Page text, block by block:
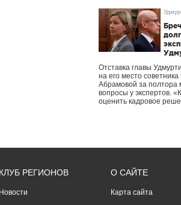
Отставка главы
на его место
Абрамовой за полтора
вопросы у экспертов.
оценить кадровое
КЛУБ РЕГИОНОВ
Новости
О САЙТЕ
Карта сайта